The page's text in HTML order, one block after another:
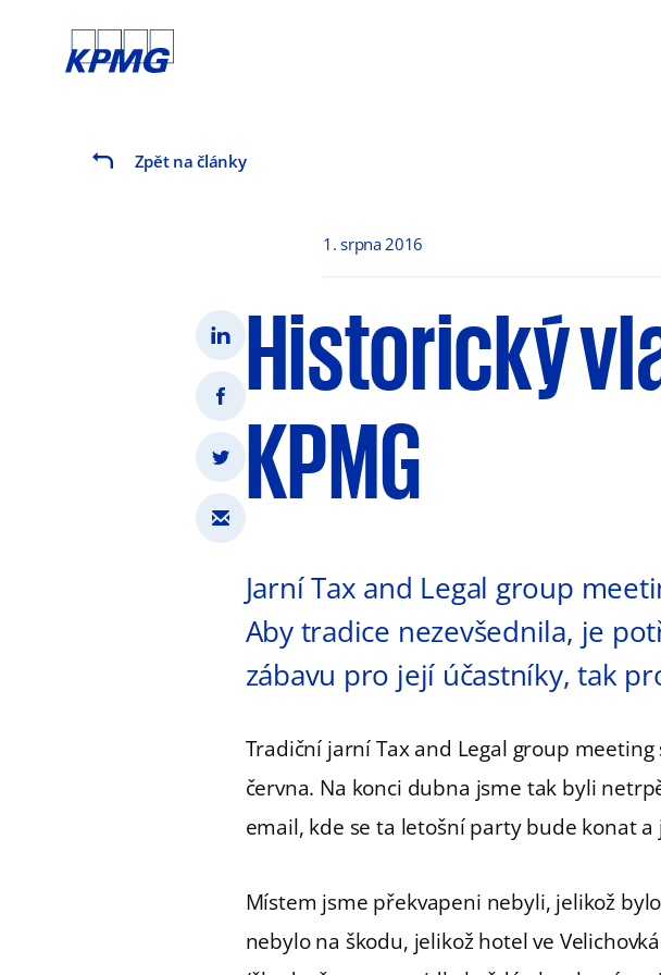
Zpět na články
1. srpna 2016
Historický
KPMG
Jarní Tax and Legal group
Aby tradice nezevšednila, je
zábavu pro její účastníky, tak
Tradiční jarní Tax and Legal group
června. Na konci dubna jsme tak byli
email, kde se ta letošní party bude konat
Místem jsme překvapeni nebyli, jelikož
nebylo na škodu, jelikož hotel ve